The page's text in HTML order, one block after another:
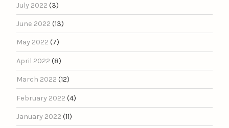
July 2022 (3)
June 2022 (13)
May 2022 (7)
April 2022 (8)
March 2022 (12)
February 2022 (4)
January 2022 (11)